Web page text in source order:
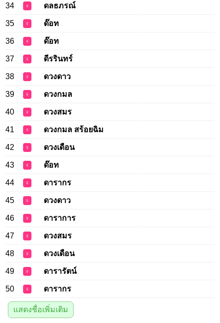
34 ♀ ดลธภรณ์
35 ♀ ด๊อท
36 ♀ ด๊อท
37 ♀ ดีรรินทร์
38 ♀ ดวงดาว
39 ♀ ดวงกมล
40 ♀ ดวงสมร
41 ♀ ดวงกมล สร้อยฉิม
42 ♀ ดวงเดือน
43 ♀ ด๊อท
44 ♀ ดารากร
45 ♀ ดวงดาว
46 ♀ ดาราการ
47 ♀ ดวงสมร
48 ♀ ดวงเดือน
49 ♀ ดารารัตน์
50 ♀ ดารากร
แสดงชื่อเพิ่มเติม